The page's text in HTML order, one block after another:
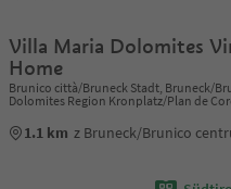
Villa Maria Dolomites
Home
Brunico città/Bruneck Stadt, Bruneck/
Dolomites Region Kronplatz/Plan de
1.1 km z Bruneck/Brunico